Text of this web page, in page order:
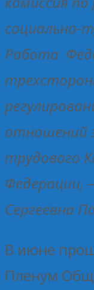
социально-
Работа
отношений
трудового
Федерации,
Сергеевна
В июне
Пленум